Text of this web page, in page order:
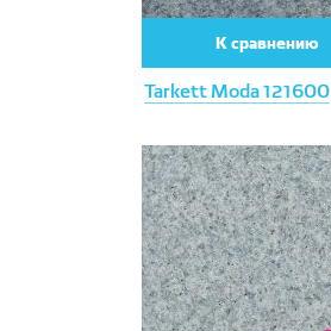
Tarkett Moda 121600
К сравнению